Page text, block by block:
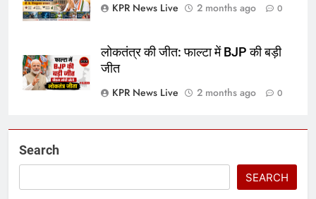
KPR News Live
2 months ago 0
लोकतंत्र की जीत: फाल्टा में BJP की बड़ी
जीत
KPR News Live
2 months ago 0
Search
SEARCH